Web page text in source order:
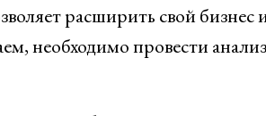
расширить свой бизнес
необходимо провести